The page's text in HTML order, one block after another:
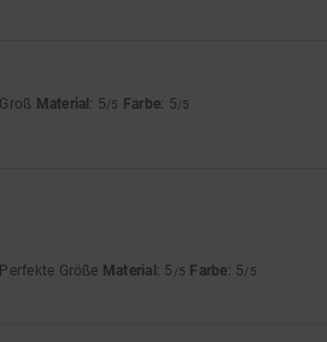
Material: 5/5 Farbe: 5/5
Größe Material: 5 /5 Farbe: 5/5